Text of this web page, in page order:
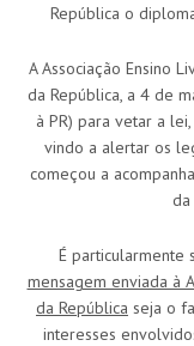
República o
A Associação Ensino
da República, a 4 de
à PR) para vetar a
vindo a alertar os
começou a
É particularmente
mensagem enviada à
da República seja o
interesses